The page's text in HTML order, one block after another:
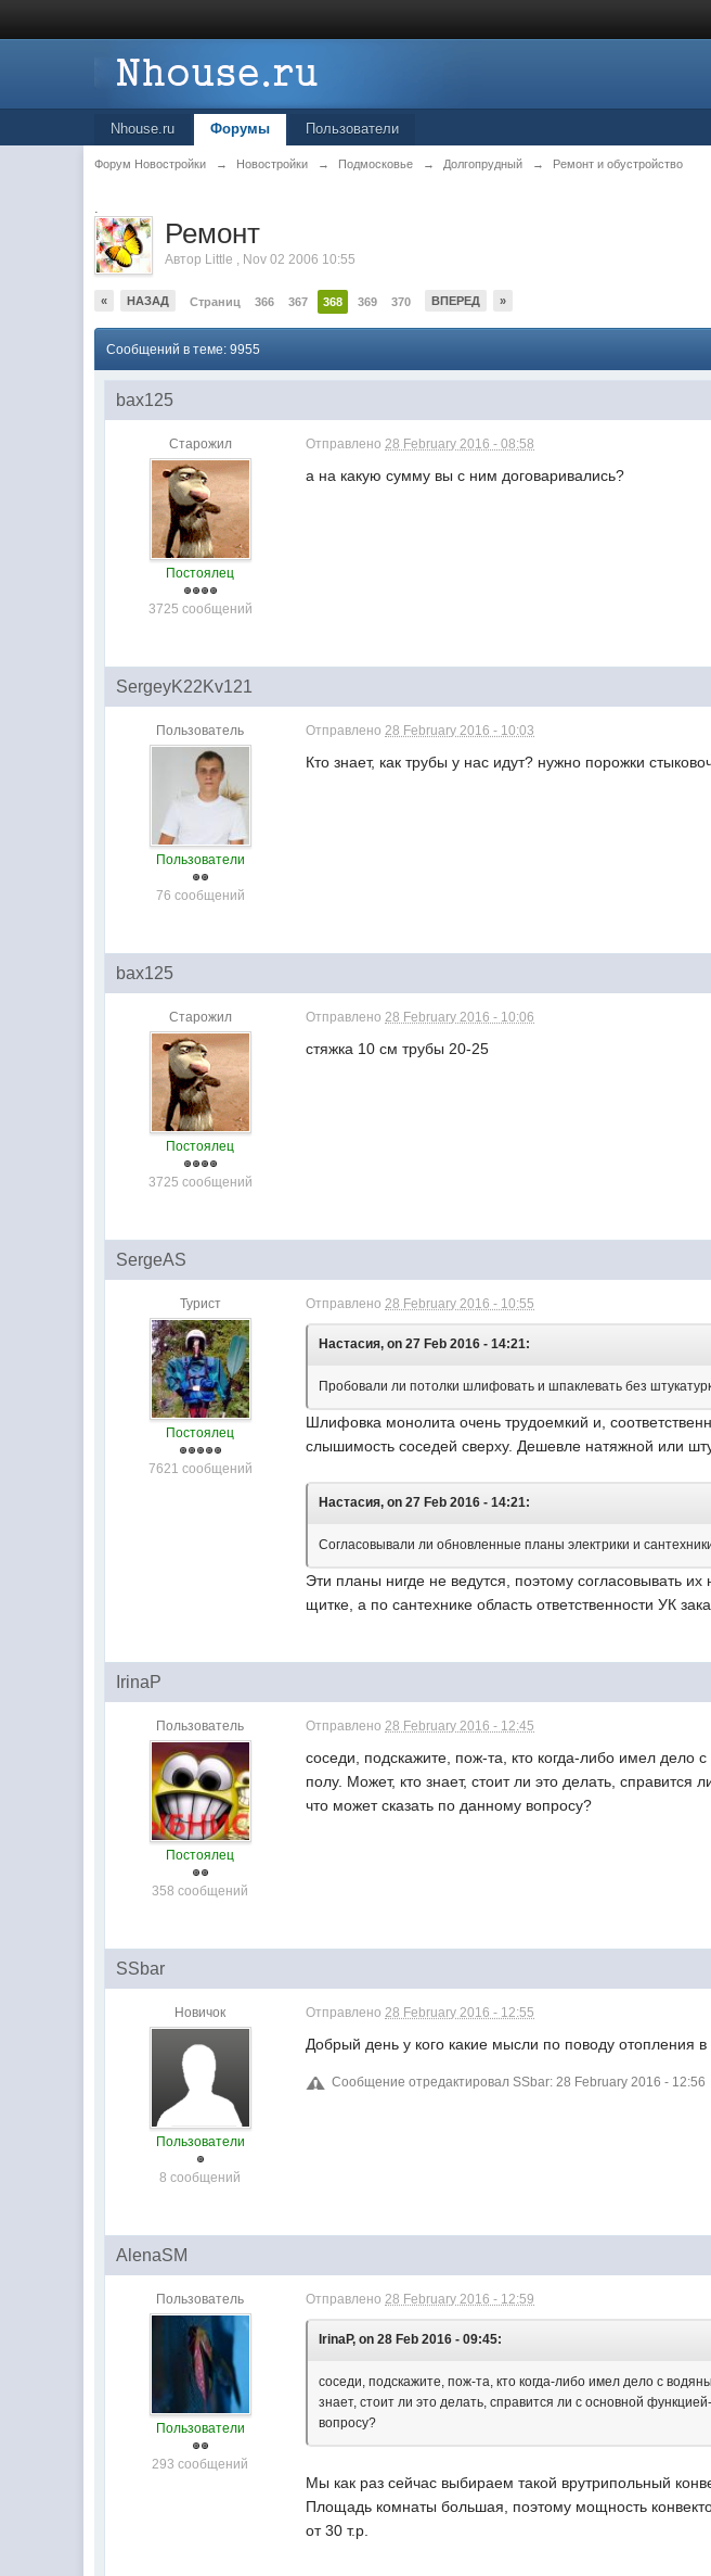
Nhouse.ru Форумы Пользователи
Форум Новостройки → Новостройки → Подмосковье → Долгопрудный → Ремонт и обустройство
.
Ремонт
Автор Little , Nov 02 2006 10:55
« НАЗАД Страниц 366 367 368 369 370 ВПЕРЕД »
Сообщений в теме: 9955
bax125
Старожил
Постоялец
3725 сообщений
Отправлено28 February 2016 - 08:58
а на какую сумму вы с ним договаривались?
SergeyK22Kv121
Пользователь
Пользователи
76 сообщений
Отправлено28 February 2016 - 10:03
Кто знает, как трубы у нас идут? нужно порожки
bax125
Старожил
Постоялец
3725 сообщений
Отправлено28 February 2016 - 10:06
стяжка 10 см трубы 20-25
SergeAS
Турист
Постоялец
7621 сообщений
Отправлено28 February 2016 - 10:55
Настасия, on 27 Feb 2016 - 14:21:
Пробовали ли потолки шлифовать и шпаклевать без
Шлифовка монолита очень трудоемкий и,
слышимость соседей сверху. Дешевле натяжной или
Настасия, on 27 Feb 2016 - 14:21:
Согласовывали ли обновленные планы электрики и
Эти планы нигде не ведутся, поэтому согласовывать
щитке, а по сантехнике область ответственности УК
IrinaP
Пользователь
Постоялец
358 сообщений
Отправлено28 February 2016 - 12:45
соседи, подскажите, пож-та, кто когда-либо имел дело
полу. Может, кто знает, стоит ли это делать,
что может сказать по данному вопросу?
SSbar
Новичок
Пользователи
8 сообщений
Отправлено28 February 2016 - 12:55
Добрый день у кого какие мысли по поводу отопления
Сообщение отредактировал SSbar: 28 February 2016 - 12:56
AlenaSM
Пользователь
Пользователи
293 сообщений
Отправлено28 February 2016 - 12:59
IrinaP, on 28 Feb 2016 - 09:45:
соседи, подскажите, пож-та, кто когда-либо имел дело с
знает, стоит ли это делать, справится ли с основной
вопросу?
Мы как раз сейчас выбираем такой врутрипольный
Площадь комнаты большая, поэтому мощность
от 30 т.р.